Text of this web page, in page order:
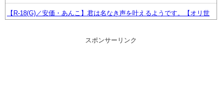
【R-18(G)／安価・あんこ】君は名なき声を叶えるようです。【オリ世
【ウマ娘】Gaijinにも水着タルマエの良さが分かったか…
スポンサーリンク